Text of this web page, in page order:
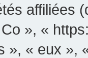
affiliées
», «
», « eux »,